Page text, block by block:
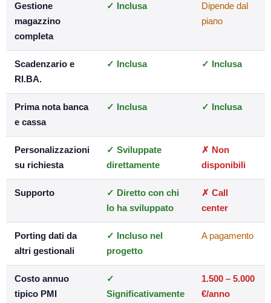
Gestione
magazzino
completa
✓ Inclusa
Dipende dal
piano
Scadenzario e
RI.BA.
✓ Inclusa ✓ Inclusa
Prima nota banca
e cassa
✓ Inclusa ✓ Inclusa
Personalizzazioni
su richiesta
✓ Sviluppate
direttamente
✗ Non
disponibili
Supporto
✓ Diretto con chi
lo ha sviluppato
✗ Call
center
Porting dati da
altri gestionali
✓ Incluso nel
progetto
A pagamento
Costo annuo
tipico PMI
✓
Significativamente
1.500 – 5.000
€/anno